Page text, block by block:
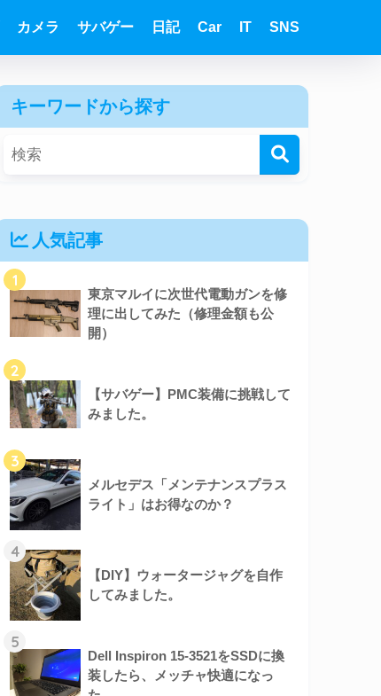
カメラ サバゲー 日記 Car IT SNS
キーワードから探す
人気記事
1
東京マルイに次世代電動ガンを修
理に出してみた（修理金額も公
開）
2
【サバゲー】PMC装備に挑戦して
みました。
3
メルセデス「メンテナンスプラス
ライト」はお得なのか？
4
【DIY】ウォータージャグを自作
してみました。
5
Dell Inspiron 15-3521をSSDに換
装したら、メッチャ快適になっ